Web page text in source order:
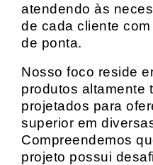
atendendo às
de cada cliente
de ponta.
Nosso foco reside
produtos altamente
projetados para
superior em
Compreendemos
projeto possui